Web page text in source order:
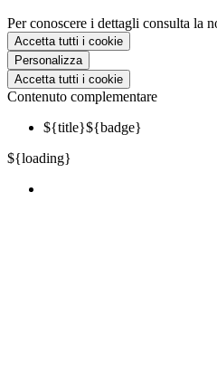
Per conoscere i dettagli consulta la
Accetta tutti i cookie
Personalizza
Accetta tutti i cookie
Contenuto complementare
${title}${badge}
${loading}